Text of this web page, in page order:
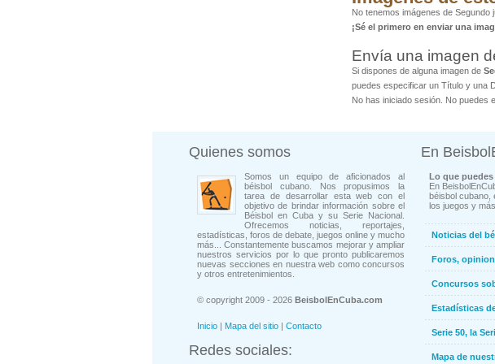
No tenemos imágenes de
¡Sé el primero en enviar una
Envía una imagen
Si dispones de alguna imagen de
puedes especificar un Título y una
No has iniciado sesión. No puedes
Quienes somos
Somos un equipo de aficionados al
béisbol cubano. Nos propusimos la
tarea de desarrollar esta web con el
objetivo de brindar información sobre el
Béisbol en Cuba y su Serie Nacional.
Ofrecemos noticias, reportajes,
estadísticas, foros de debate, juegos online y mucho
más... Constantemente buscamos mejorar y ampliar
nuestros servicios por lo que pronto publicaremos
nuevas secciones en nuestra web como concursos
y otros entretenimientos.
© copyright 2009 - 2026 BeisbolEnCuba.com
Inicio | Mapa del sitio | Contacto
Redes sociales:
En
Lo que
En
béisbol cubano,
los juegos y
Noticias del
Foros,
Concursos
Estadísticas
Serie 50, la
Mapa de